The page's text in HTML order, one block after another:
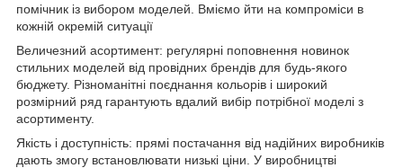
помічник із вибором моделей. Вміємо йти на компроміси в
кожній окремій ситуації
Величезний асортимент: регулярні поповнення новинок
стильних моделей від провідних брендів для будь-якого
бюджету. Різноманітні поєднання кольорів і широкий
розмірний ряд гарантують вдалий вибір потрібної моделі з
асортименту.
Якість і доступність: прямі постачання від надійних виробників
дають змогу встановлювати низькі ціни. У виробництві